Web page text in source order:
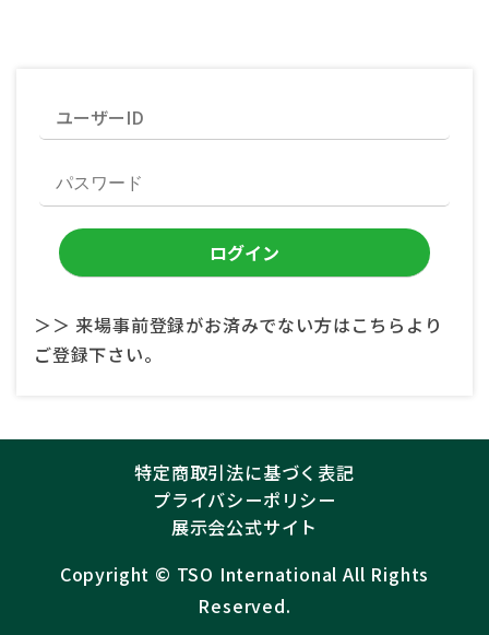
＞＞ 来場事前登録がお済みでない方はこちらより
ご登録下さい。
特定商取引法に基づく表記
プライバシーポリシー
展示会公式サイト
Copyright ©︎ TSO International All Rights
Reserved.